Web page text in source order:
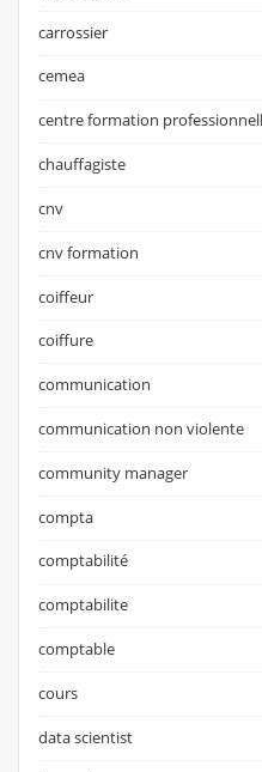
carrossier
cemea
centre formation
chauffagiste
cnv
cnv formation
coiffeur
coiffure
communication
communication non violente
community manager
compta
comptabilité
comptabilite
comptable
cours
data scientist